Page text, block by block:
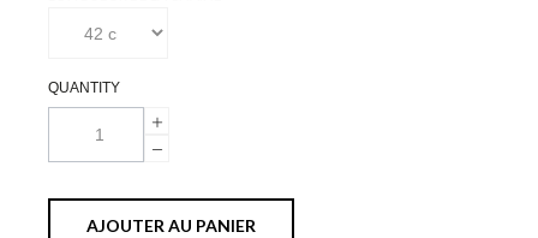
QUANTITY
AJOUTER AU PANIER